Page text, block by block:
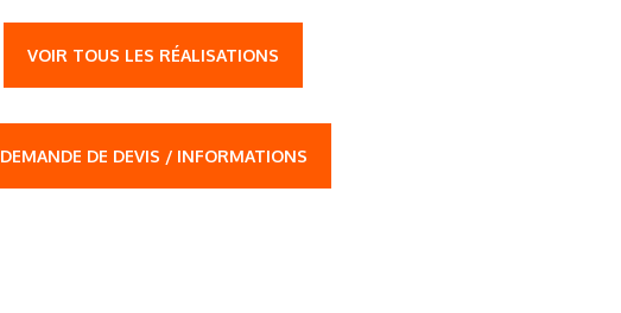
VOIR TOUS LES RÉALISATIONS
DEMANDE DE DEVIS / INFORMATIONS